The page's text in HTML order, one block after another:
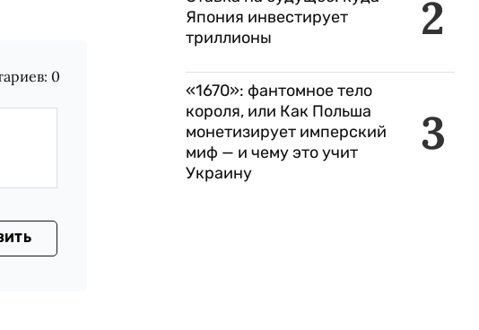
0
2
Япония инвестирует
триллионы
3
«1670»: фантомное тело
короля, или Как Польша
монетизирует имперский
миф — и чему это учит
Украину